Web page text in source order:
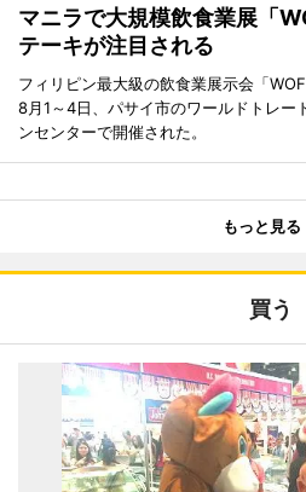
マニラで大規模飲食業展「
テーキが注目される
フィリピン最大級の飲食業展示会「
8月1～4日、パサイ市のワールドトレー
ンセンターで開催された。
もっと見る
買う